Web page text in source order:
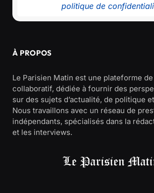
politique de
À PROPOS
Le Parisien Matin est une plateforme
collaboratif, dédiée à fournir des
sur des sujets d’actualité, de politique
Nous travaillons avec un réseau de
indépendants, spécialisés dans la
et les interviews.